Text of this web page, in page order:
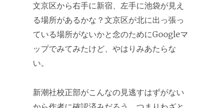
文京区から右手に新宿、左手に池袋が見え
る場所があるかな？文京区が北に出っ張っ
ている場所がないかと念のためにGoogleマ
ップでみてみたけど、やはりみあたらな
い。
新潮社校正部がこんなの見逃すはずがない